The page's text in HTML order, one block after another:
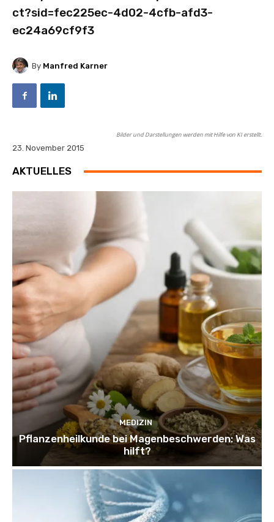
ct?sid=fec225ec-4d02-4cfb-afd3-
ec24a69cf9f3
By Manfred Karner
Bilder und Darstellungen werden mit Hilfe von KI erstellt.
23. November 2015
AKTUELLES
MEDIZIN
Pflanzenheilkunde bei Magenbeschwerden: Was
hilft?